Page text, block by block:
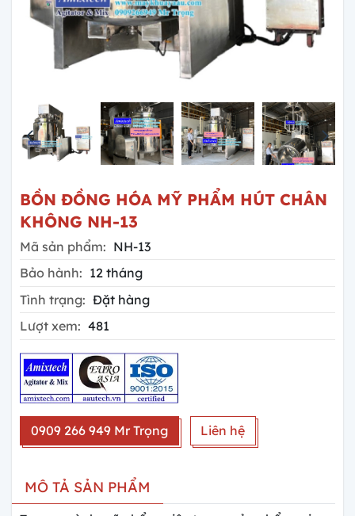
BỒN ĐỒNG HÓA MỸ PHẨM HÚT CHÂN
KHÔNG NH-13
Mã sản phẩm: NH-13
Bảo hành: 12 tháng
Tình trạng: Đặt hàng
Lượt xem: 481
0909 266 949 Mr Trọng Liên hệ
MÔ TẢ SẢN PHẨM